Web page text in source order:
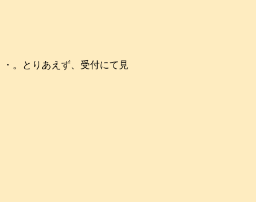
。とりあえず、受付にて見